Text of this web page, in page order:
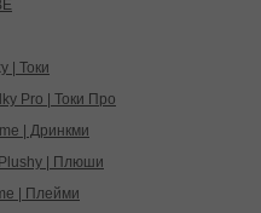
| Токи
Pro | Токи Про
| Дринкми
Plushy | Плюши
| Плейми